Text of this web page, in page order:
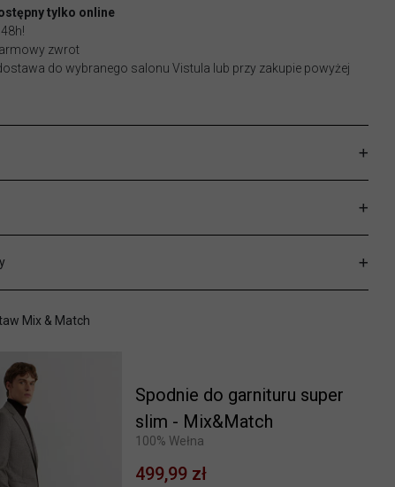
tylko online
zwrot
do wybranego salonu Vistula lub przy zakupie powyżej
Mix & Match
Spodnie do garnituru super
slim - Mix&Match
100% Wełna
499,99 zł